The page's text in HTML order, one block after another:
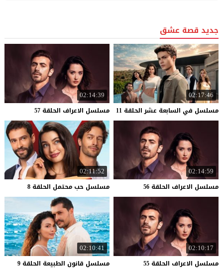
جديد قصة عشق
02:17:46
مسلسل في السابعة عشر الحلقة 11
02:14:39
مسلسل الاعراف الحلقة 57
02:14:59
مسلسل الاعراف الحلقة 56
02:11:52
مسلسل حب محتمل الحلقة 8
02:10:17
مسلسل الاعراف الحلقة 55
02:10:41
مسلسل قانون الطبيعة الحلقة 9